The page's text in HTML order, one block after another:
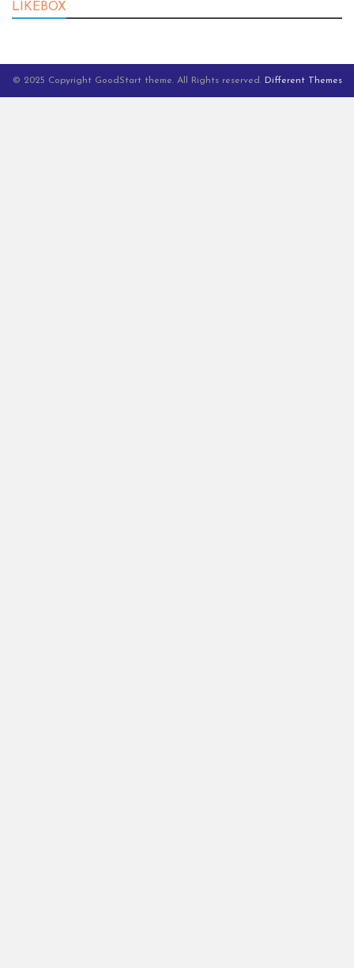
LIKEBOX
© 2025 Copyright GoodStart theme. All Rights reserved. Different Themes